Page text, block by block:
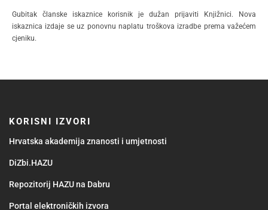
Gubitak članske iskaznice korisnik je dužan prijaviti Knjižnici. Nova
iskaznica izdaje se uz ponovnu naplatu troškova izradbe prema važećem
cjeniku.
KORISNI IZVORI
Hrvatska akademija znanosti i umjetnosti
DiZbi.HAZU
Repozitorij HAZU na Dabru
Portal elektroničkih izvora